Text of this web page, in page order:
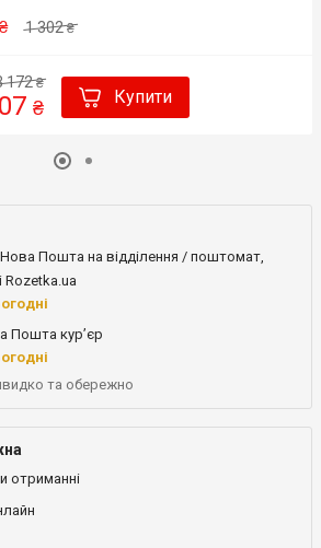
1 302₴
₴
172₴
₴ Купити
Нова Пошта на відділення / поштомат,
Rozetka.ua
Пошта кур’єр
та обережно
отриманні